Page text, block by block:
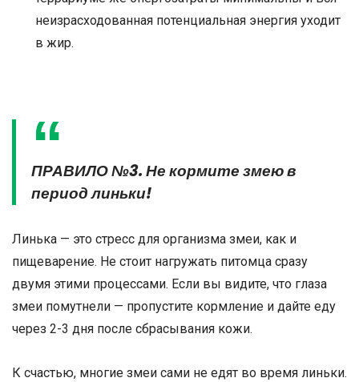
неизрасходованная потенциальная энергия уходит
в жир.
ПРАВИЛО №3. Не кормите змею в
период линьки!
Линька — это стресс для организма змеи, как и
пищеварение. Не стоит нагружать питомца сразу
двумя этими процессами. Если вы видите, что глаза
змеи помутнели — пропустите кормление и дайте еду
через 2-3 дня после сбрасывания кожи.
К счастью, многие змеи сами не едят во время линьки.